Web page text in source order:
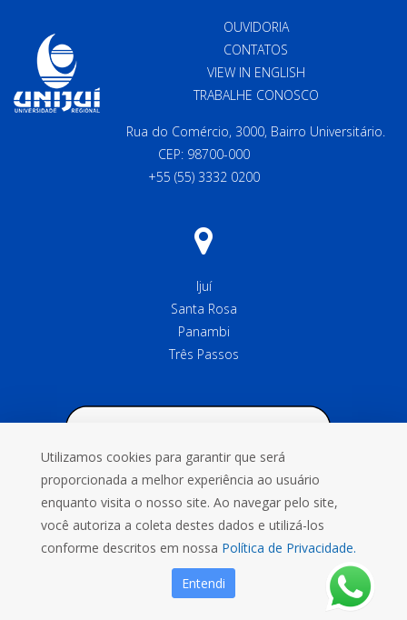
OUVIDORIA
CONTATOS
VIEW IN ENGLISH
TRABALHE CONOSCO
Rua do Comércio, 3000, Bairro Universitário.
CEP: 98700-000
+55 (55) 3332 0200
Ijuí
Santa Rosa
Panambi
Três Passos
Utilizamos cookies para garantir que será
proporcionada a melhor experiência ao usuário
enquanto visita o nosso site. Ao navegar pelo site,
você autoriza a coleta destes dados e utilizá-los
conforme descritos em nossa Política de Privacidade.
Entendi